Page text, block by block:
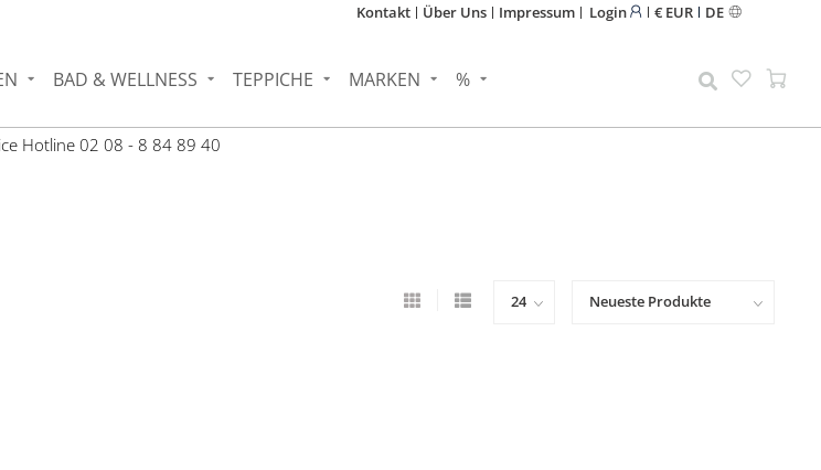
Kontakt Über Uns Impressum Login € EUR DE
BAD & WELLNESS TEPPICHE MARKEN %
Hotline 02 08 - 8 84 89 40